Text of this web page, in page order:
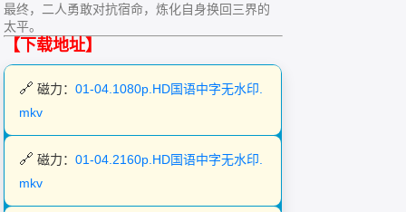
最终，二人勇敢对抗宿命，炼化自身换回三界的
太平。
【下载地址】
磁力：01-04.1080p.HD国语中字无水印.
mkv
磁力：01-04.2160p.HD国语中字无水印.
mkv